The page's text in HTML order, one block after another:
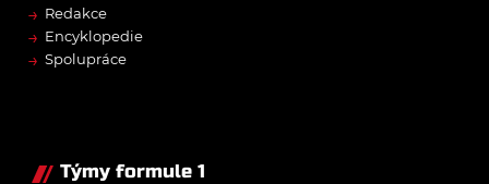
→ Redakce
→ Encyklopedie
→ Spolupráce
Týmy formule 1